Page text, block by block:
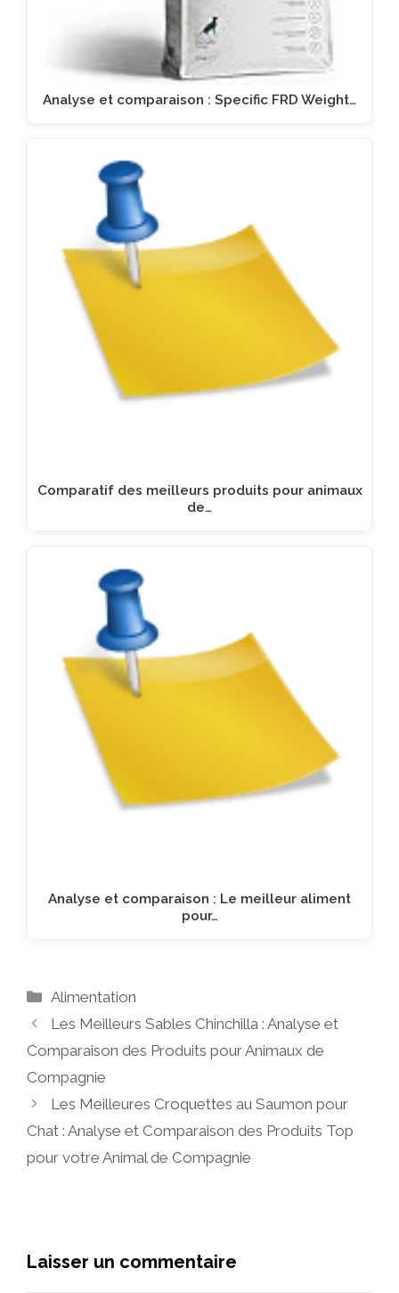
Analyse et comparaison : Specific FRD Weight…
Comparatif des meilleurs produits pour animaux
de…
Analyse et comparaison : Le meilleur aliment
pour…
Catégories
Alimentation
Les Meilleurs Sables Chinchilla : Analyse et
Comparaison des Produits pour Animaux de
Compagnie
Les Meilleures Croquettes au Saumon pour
Chat : Analyse et Comparaison des Produits Top
pour votre Animal de Compagnie
Laisser un commentaire